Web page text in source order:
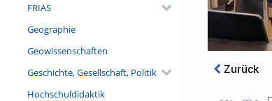
FRIAS
Geographie
Geowissenschaften
Geschichte, Gesellschaft, Politik
Hochschuldidaktik
Zurück